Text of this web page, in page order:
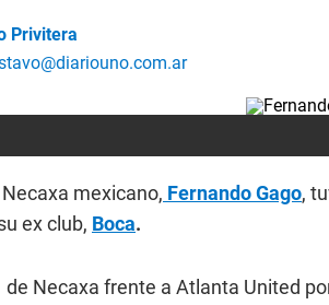
Privitera
mexicano, Fernando Gago,
ex club, Boca.
Necaxa frente a Atlanta United